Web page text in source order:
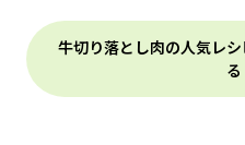
牛切り落とし肉の人気レ
る